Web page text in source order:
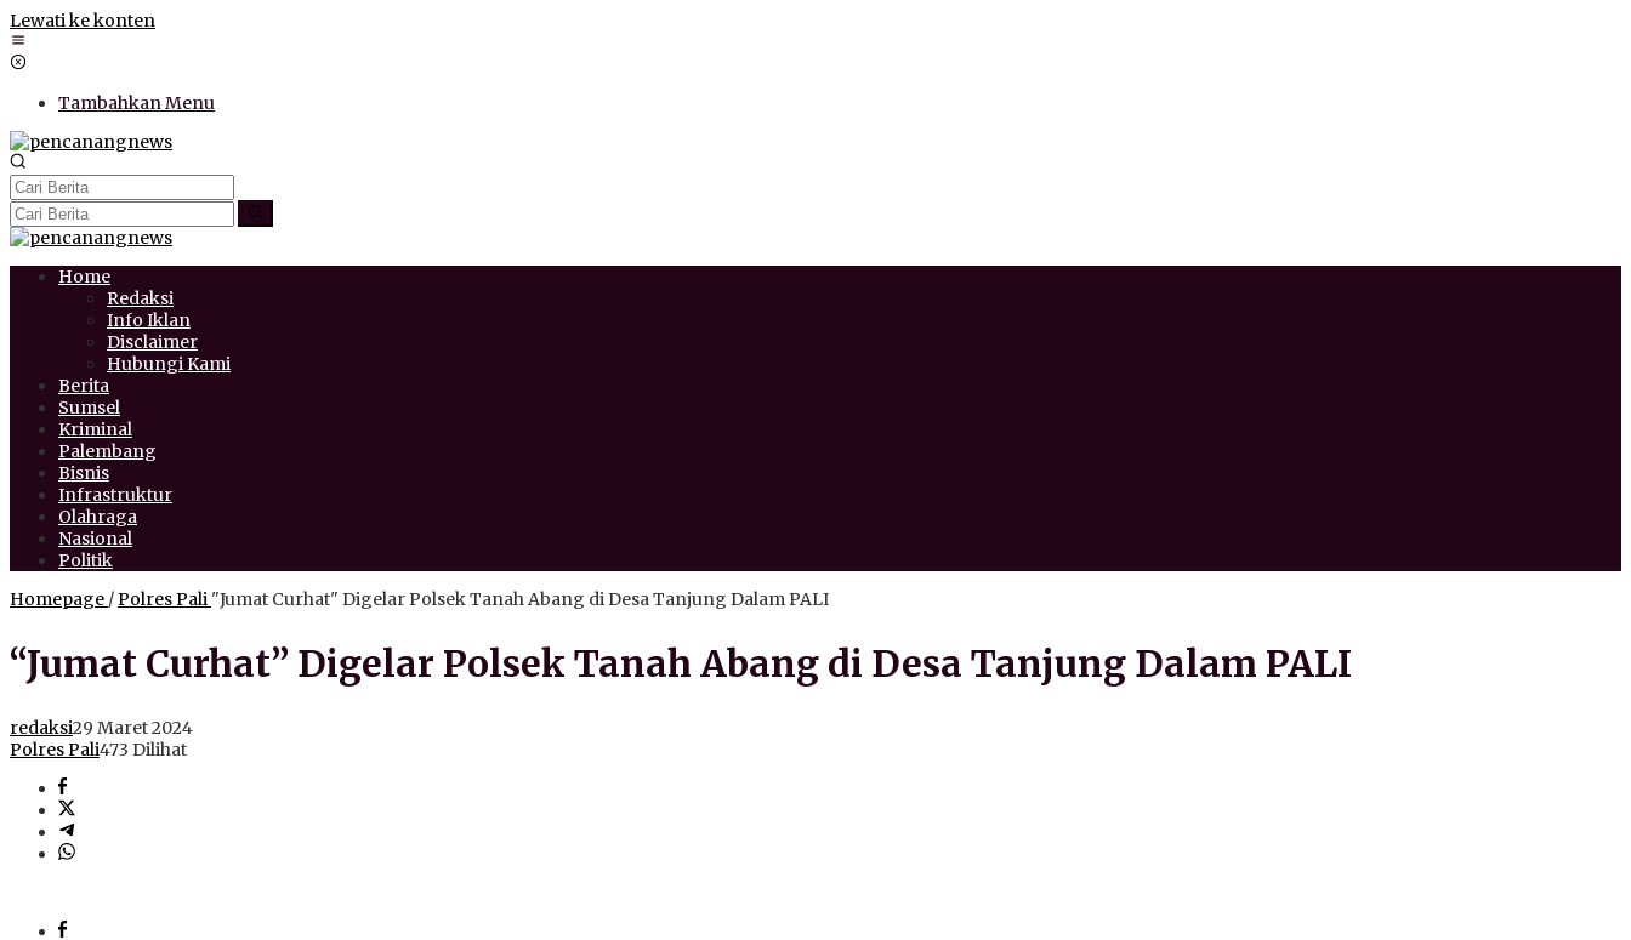
Lewati ke konten
Tambahkan Menu
Home
Redaksi
Info Iklan
Disclaimer
Hubungi Kami
Berita
Sumsel
Kriminal
Palembang
Bisnis
Infrastruktur
Olahraga
Nasional
Politik
Homepage /Polres Pali "Jumat Curhat" Digelar Polsek Tanah Abang di Desa Tanjung Dalam PALI
“Jumat Curhat” Digelar Polsek Tanah Abang di Desa Tanjung Dalam PALI
redaksi29 Maret 2024
Polres Pali473 Dilihat